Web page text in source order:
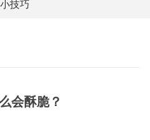
技巧
会酥脆？